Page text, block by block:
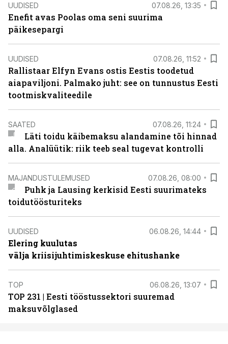
UUDISED 07.08.26, 13:35
Enefit avas Poolas oma seni suurima
päikesepargi
UUDISED 07.08.26, 11:52
Rallistaar Elfyn Evans ostis Eestis toodetud
aiapaviljoni. Palmako juht: see on tunnustus Eesti
tootmiskvaliteedile
SAATED 07.08.26, 11:24
Läti toidu käibemaksu alandamine tõi hinnad
alla. Analüütik: riik teeb seal tugevat kontrolli
MAJANDUSTULEMUSED 07.08.26, 08:00
Puhk ja Lausing kerkisid Eesti suurimateks
toidutöösturiteks
UUDISED 06.08.26, 14:44
Elering kuulutas
välja kriisijuhtimiskeskuse ehitushanke
TOP 06.08.26, 13:07
TOP 231 | Eesti tööstussektori suuremad
maksuvõlglased